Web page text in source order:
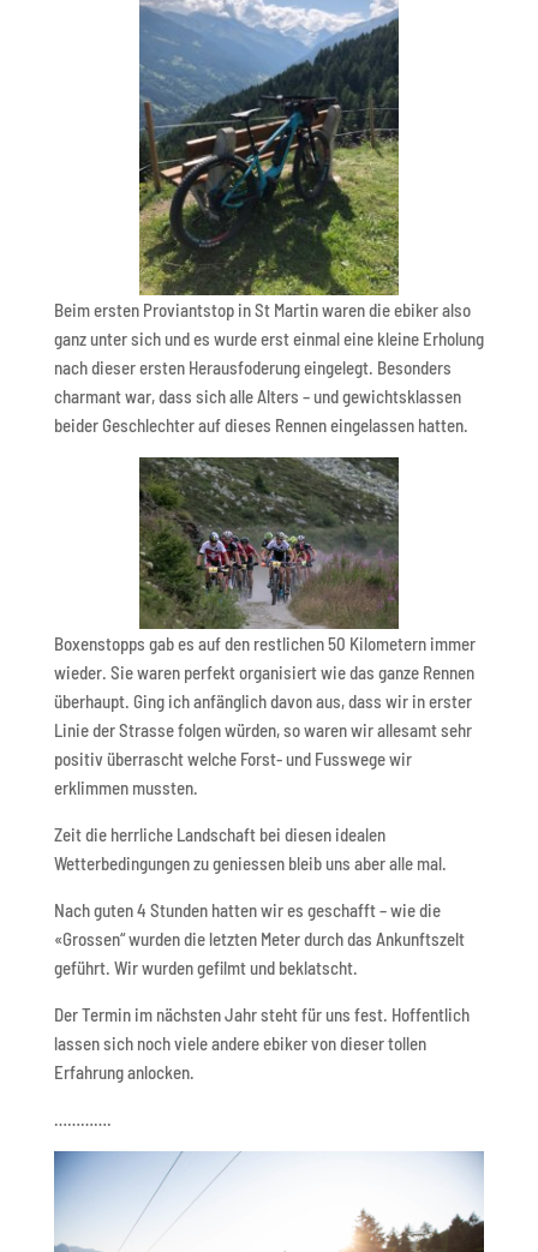
Beim ersten Proviantstop in St Martin waren die ebiker also
ganz unter sich und es wurde erst einmal eine kleine Erholung
nach dieser ersten Herausfoderung eingelegt. Besonders
charmant war, dass sich alle Alters – und gewichtsklassen
beider Geschlechter auf dieses Rennen eingelassen hatten.
Boxenstopps gab es auf den restlichen 50 Kilometern immer
wieder. Sie waren perfekt organisiert wie das ganze Rennen
überhaupt. Ging ich anfänglich davon aus, dass wir in erster
Linie der Strasse folgen würden, so waren wir allesamt sehr
positiv überrascht welche Forst- und Fusswege wir
erklimmen mussten.
Zeit die herrliche Landschaft bei diesen idealen
Wetterbedingungen zu geniessen bleib uns aber alle mal.
Nach guten 4 Stunden hatten wir es geschafft – wie die
«Grossen“ wurden die letzten Meter durch das Ankunftszelt
geführt. Wir wurden gefilmt und beklatscht.
Der Termin im nächsten Jahr steht für uns fest. Hoffentlich
lassen sich noch viele andere ebiker von dieser tollen
Erfahrung anlocken.
………….